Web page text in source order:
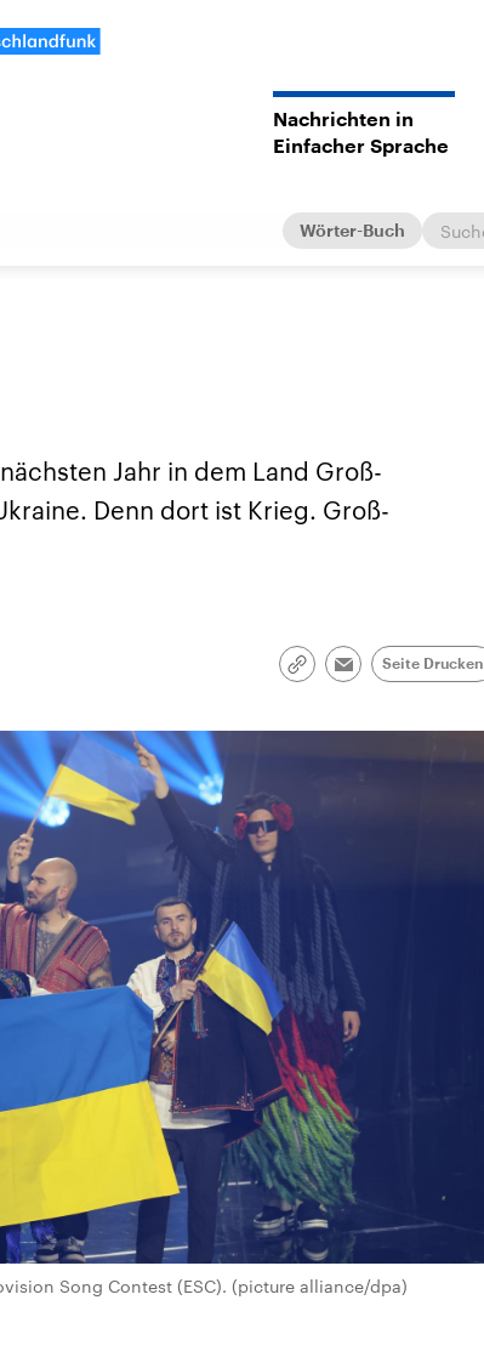
Nachrichten in
Einfacher Sprache
Wörter-Buch
Jahr in dem Land Groß-
Denn dort ist Krieg. Groß-
Link
Email
Seite Drucken
Song Contest (ESC). (picture alliance/dpa)